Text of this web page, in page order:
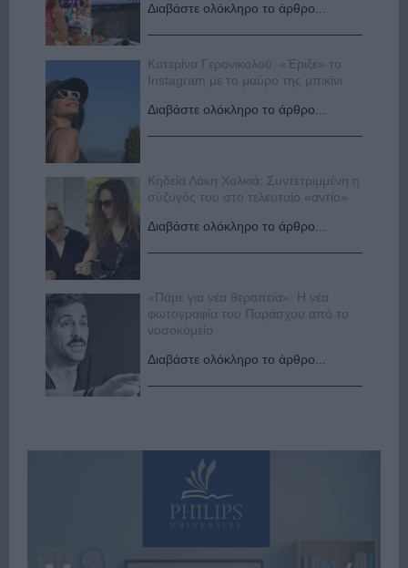
Διαβάστε ολόκληρο το άρθρο...
Κατερίνα Γερονικολού: «Έριξε» το
Instagram με το μαύρο της μπικίνι
Διαβάστε ολόκληρο το άρθρο...
Κηδεία Λάκη Χαλκιά: Συντετριμμένη η
σύζυγός του στο τελευταίο «αντίο»
Διαβάστε ολόκληρο το άρθρο...
«Πάμε για νέα θεραπεία»: Η νέα
φωτογραφία του Παράσχου από το
νοσοκομείο
Διαβάστε ολόκληρο το άρθρο...